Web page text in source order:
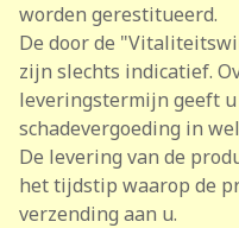
worden gerestitueerd.
De door de
zijn slechts indicatief.
leveringstermijn geeft
schadevergoeding in
De levering van de
het tijdstip waarop de
verzending aan u.